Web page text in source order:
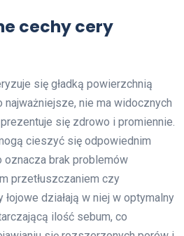
cechy cery
się gładką powierzchnią
nie ma widocznych
się zdrowo i promiennie.
cieszyć się odpowiednim
oznacza brak problemów
przetłuszczaniem czy
łojowe działają w niej w optymalny
ilość sebum, co